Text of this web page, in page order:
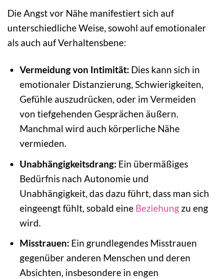
Die Angst vor Nähe manifestiert sich auf
unterschiedliche Weise, sowohl auf emotionaler
als auch auf Verhaltensbene:
Vermeidung von Intimität: Dies kann sich in
emotionaler Distanzierung, Schwierigkeiten,
Gefühle auszudrücken, oder im Vermeiden
von tiefgehenden Gesprächen äußern.
Manchmal wird auch körperliche Nähe
vermieden.
Unabhängigkeitsdrang: Ein übermäßiges
Bedürfnis nach Autonomie und
Unabhängigkeit, das dazu führt, dass man sich
eingeengt fühlt, sobald eine Beziehung zu eng
wird.
Misstrauen: Ein grundlegendes Misstrauen
gegenüber anderen Menschen und deren
Absichten, insbesondere in engen